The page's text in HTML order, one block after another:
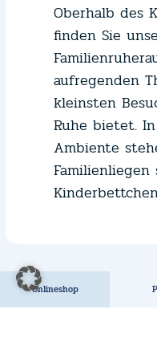
Onlineshop
Oberhalb des
finden Sie
aufregenden
kleinsten
Ruhe bietet.
Ambiente